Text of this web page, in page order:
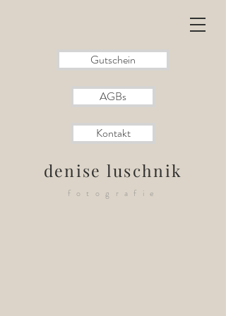
Gutschein
AGBs
Kontakt
denise luschnik
fotografie